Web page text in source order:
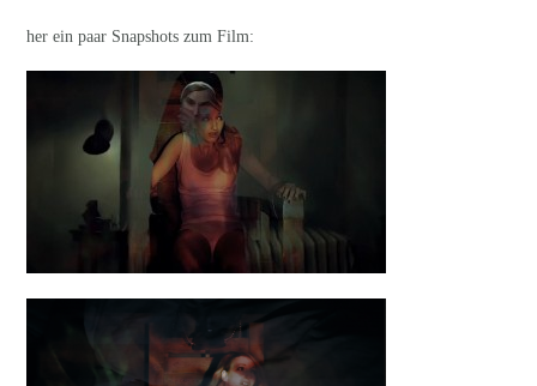
her ein paar Snapshots zum Film: